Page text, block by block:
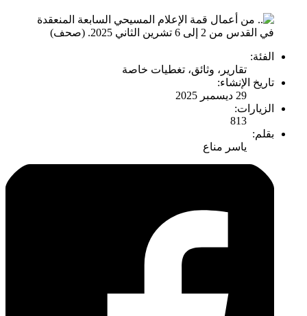
الفئة:
تقارير، وثائق، تغطيات خاصة
تاريخ الإنشاء:
29 ديسمبر 2025
الزيارات:
813
بقلم:
ياسر مناع